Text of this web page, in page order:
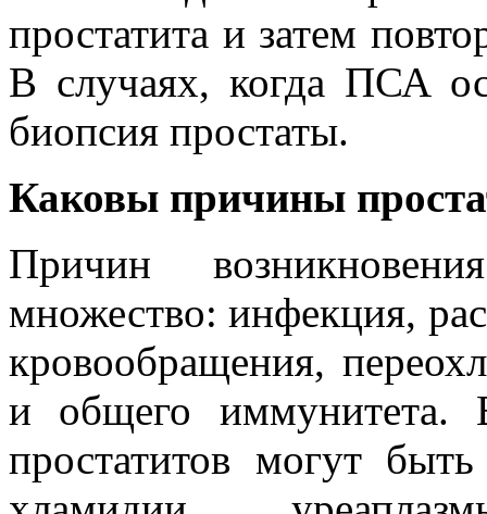
простатита и затем
В случаях, когда ПСА
биопсия простаты.
Каковы причины
Причин
множество: инфекция,
кровообращения,
и общего иммунитета.
простатитов могут